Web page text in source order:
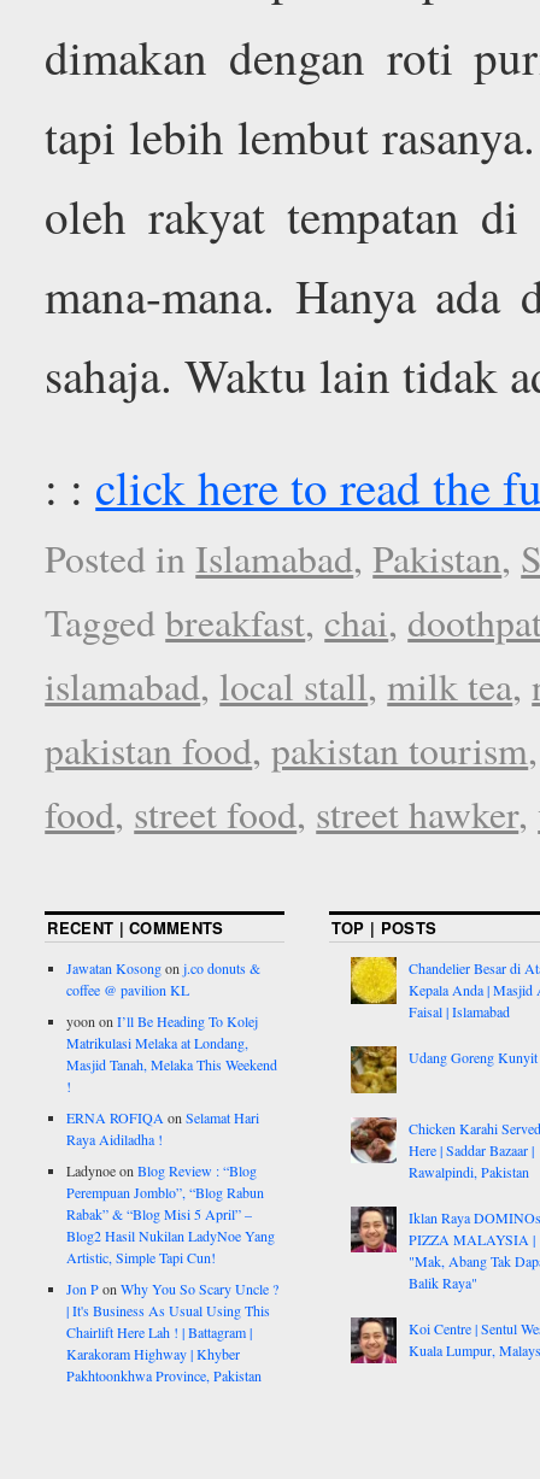
dimakan dengan roti
tapi lebih lembut
oleh rakyat tempatan
mana-mana. Hanya
sahaja. Waktu lain tidak
: : click here to read the
Posted in Islamabad,Pakistan,
Taggedbreakfast, chai,
islamabad, local stall,milk tea,
pakistan food,pakistan tourism
food, street food, street hawker,
RECENT | COMMENTS
Jawatan Kosongonj.co donuts &
coffee @ pavilion KL
yoononI’ll Be Heading To Kolej
Matrikulasi Melaka at Londang,
Masjid Tanah, Melaka This Weekend
!
ERNA ROFIQAonSelamat Hari
Raya Aidiladha !
LadynoeonBlog Review : “Blog
Perempuan Jomblo”, “Blog Rabun
Rabak” & “Blog Misi 5 April” –
Blog2 Hasil Nukilan LadyNoe Yang
Artistic, Simple Tapi Cun!
Jon PonWhy You So Scary Uncle ?
| It's Business As Usual Using This
Chairlift Here Lah ! | Battagram |
Karakoram Highway | Khyber
Pakhtoonkhwa Province, Pakistan
TOP | POSTS
Chandelier Besar di
Kepala Anda | Masjid
Faisal | Islamabad
Udang Goreng Kunyit
Chicken Karahi
Here | Saddar Bazaar |
Rawalpindi, Pakistan
Iklan Raya DOMINOs
PIZZA MALAYSIA |
"Mak, Abang Tak
Balik Raya"
Koi Centre | Sentul
Kuala Lumpur,